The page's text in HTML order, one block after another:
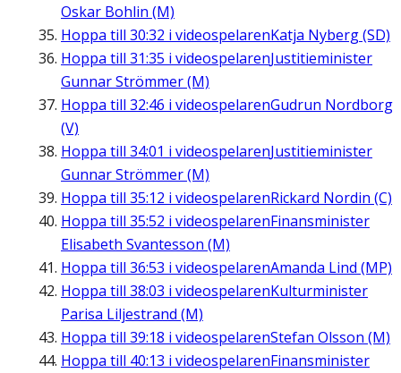
Oskar Bohlin (M)
Hoppa till 30:32 i videospelarenKatja Nyberg (SD)
Hoppa till 31:35 i videospelarenJustitieminister
Gunnar Strömmer (M)
Hoppa till 32:46 i videospelarenGudrun Nordborg
(V)
Hoppa till 34:01 i videospelarenJustitieminister
Gunnar Strömmer (M)
Hoppa till 35:12 i videospelarenRickard Nordin (C)
Hoppa till 35:52 i videospelarenFinansminister
Elisabeth Svantesson (M)
Hoppa till 36:53 i videospelarenAmanda Lind (MP)
Hoppa till 38:03 i videospelarenKulturminister
Parisa Liljestrand (M)
Hoppa till 39:18 i videospelarenStefan Olsson (M)
Hoppa till 40:13 i videospelarenFinansminister